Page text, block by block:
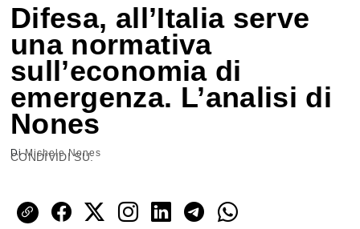
Difesa, all’Italia serve
una normativa
sull’economia di
emergenza. L’analisi di
Nones
DiMichele Nones
CONDIVIDI SU: